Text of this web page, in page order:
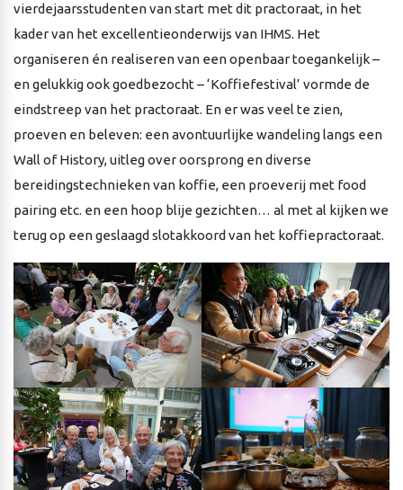
vierdejaarsstudenten van start met dit practoraat, in het
kader van het excellentieonderwijs van IHMS. Het
organiseren én realiseren van een openbaar toegankelijk –
en gelukkig ook goedbezocht – ‘Koffiefestival’ vormde de
eindstreep van het practoraat. En er was veel te zien,
proeven en beleven: een avontuurlijke wandeling langs een
Wall of History, uitleg over oorsprong en diverse
bereidingstechnieken van koffie, een proeverij met food
pairing etc. en een hoop blije gezichten… al met al kijken we
terug op een geslaagd slotakkoord van het koffiepractoraat.